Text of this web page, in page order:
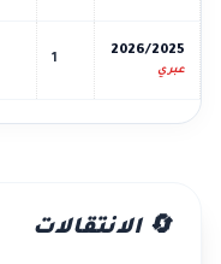
2026/2025
عبري
1
🔄 الانتقالات